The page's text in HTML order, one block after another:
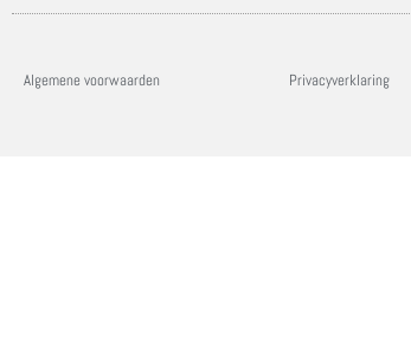
Algemene voorwaarden Privacyverklaring